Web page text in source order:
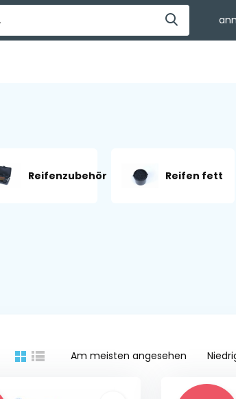
Reifenzubehör Reifen fett
Am meisten angesehen